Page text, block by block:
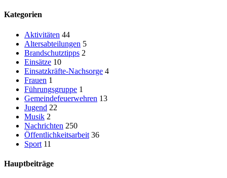
Kategorien
Aktivitäten 44
Altersabteilungen 5
Brandschutztipps 2
Einsätze 10
Einsatzkräfte-Nachsorge 4
Frauen 1
Führungsgruppe 1
Gemeindefeuerwehren 13
Jugend 22
Musik 2
Nachrichten 250
Öffentlichkeitsarbeit 36
Sport 11
Hauptbeiträge